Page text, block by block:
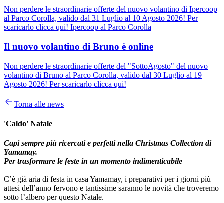
Non perdere le straordinarie offerte del nuovo volantino di Ipercoop
al Parco Corolla, valido dal 31 Luglio al 10 Agosto 2026! Per
scaricarlo clicca qui! Ipercoop al Parco Corolla
Il nuovo volantino di Bruno è online
Non perdere le straordinarie offerte del "SottoAgosto" del nuovo
volantino di Bruno al Parco Corolla, valido dal 30 Luglio al 19
Agosto 2026! Per scaricarlo clicca qui!
Torna alle news
'Caldo' Natale
Capi sempre più ricercati e perfetti nella Christmas Collection di
Yamamay.
Per trasformare le feste in un momento indimenticabile
C’è già aria di festa in casa Yamamay, i preparativi per i giorni più
attesi dell’anno fervono e tantissime saranno le novità che troveremo
sotto l’albero per questo Natale.